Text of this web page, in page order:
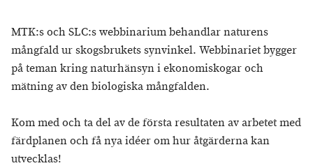
MTK:s och SLC:s webbinarium behandlar naturens
mångfald ur skogsbrukets synvinkel. Webbinariet bygger
på teman kring naturhänsyn i ekonomiskogar och
mätning av den biologiska mångfalden.
Kom med och ta del av de första resultaten av arbetet med
färdplanen och få nya idéer om hur åtgärderna kan
utvecklas!